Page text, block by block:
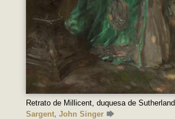
Retrato de Millicent, duquesa de Sutherland
Sargent, John Singer